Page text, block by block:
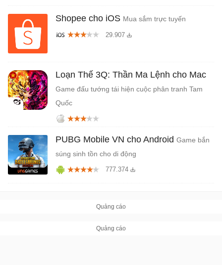
Shopee cho iOS Mua sắm trực tuyến
29.907
Loạn Thế 3Q: Thần Ma Lệnh cho Mac
Game đấu tướng tái hiện cuộc phân tranh Tam
Quốc
PUBG Mobile VN cho Android Game bắn
súng sinh tồn cho di động
777.374